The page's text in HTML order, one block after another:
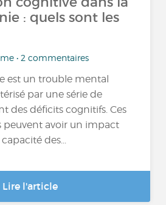
: quels sont les
• 2 commentaires
est un trouble mental
par une série de
des déficits cognitifs. Ces
peuvent avoir un impact
des...
Lire l'article